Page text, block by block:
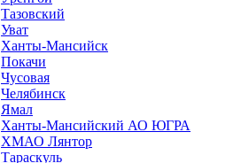
Тазовский
Уват
Ханты-Мансийск
Покачи
Чусовая
Челябинск
Ямал
Ханты-Мансийский АО ЮГРА
ХМАО Лянтор
Тараскуль